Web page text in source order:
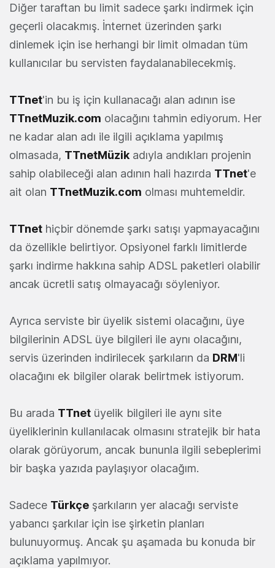
Diğer taraftan bu limit sadece şarkı indirmek için
geçerli olacakmış. İnternet üzerinden şarkı
dinlemek için ise herhangi bir limit olmadan tüm
kullanıcılar bu servisten faydalanabilecekmiş.
TTnet'in bu iş için kullanacağı alan adının ise
TTnetMuzik.com olacağını tahmin ediyorum. Her
ne kadar alan adı ile ilgili açıklama yapılmış
olmasada, TTnetMüzik adıyla andıkları projenin
sahip olabileceği alan adının hali hazırda TTnet'e
ait olan TTnetMuzik.com olması muhtemeldir.
TTnet hiçbir dönemde şarkı satışı yapmayacağını
da özellikle belirtiyor. Opsiyonel farklı limitlerde
şarkı indirme hakkına sahip ADSL paketleri olabilir
ancak ücretli satış olmayacağı söyleniyor.
Ayrıca serviste bir üyelik sistemi olacağını, üye
bilgilerinin ADSL üye bilgileri ile aynı olacağını,
servis üzerinden indirilecek şarkıların da DRM'li
olacağını ek bilgiler olarak belirtmek istiyorum.
Bu arada TTnet üyelik bilgileri ile aynı site
üyeliklerinin kullanılacak olmasını stratejik bir hata
olarak görüyorum, ancak bununla ilgili sebeplerimi
bir başka yazıda paylaşıyor olacağım.
Sadece Türkçe şarkıların yer alacağı serviste
yabancı şarkılar için ise şirketin planları
bulunuyormuş. Ancak şu aşamada bu konuda bir
açıklama yapılmıyor.